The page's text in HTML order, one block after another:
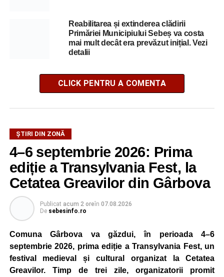
Reabilitarea și extinderea clădirii
Primăriei Municipiului Sebeș va costa
mai mult decât era prevăzut inițial. Vezi
detalii
CLICK PENTRU A COMENTA
ȘTIRI DIN ZONĂ
4–6 septembrie 2026: Prima
ediție a Transylvania Fest, la
Cetatea Greavilor din Gârbova
Publicat acum 2 oreîn 07.08.2026
De sebesinfo.ro
Comuna Gârbova va găzdui, în perioada 4–6
septembrie 2026, prima ediție a Transylvania Fest, un
festival medieval și cultural organizat la Cetatea
Greavilor. Timp de trei zile, organizatorii promit